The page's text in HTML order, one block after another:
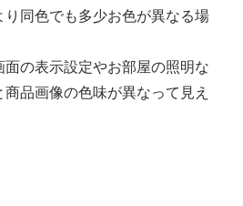
同色でも多少お色が異なる場
の表示設定やお部屋の照明な
品画像の色味が異なって見え